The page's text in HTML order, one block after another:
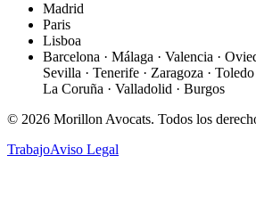
Madrid
Paris
Lisboa
Barcelona · Málaga · Valencia ·
Sevilla · Tenerife · Zaragoza ·
La Coruña · Valladolid · Burgos
© 2026 Morillon Avocats. Todos los
TrabajoAviso Legal